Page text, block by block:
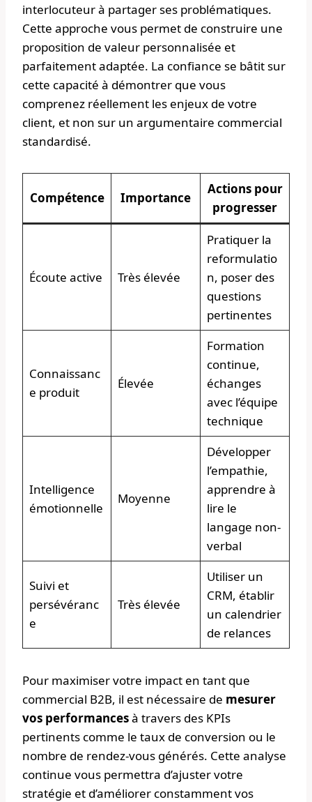
interlocuteur à partager ses problématiques.
Cette approche vous permet de construire une
proposition de valeur personnalisée et
parfaitement adaptée. La confiance se bâtit sur
cette capacité à démontrer que vous
comprenez réellement les enjeux de votre
client, et non sur un argumentaire commercial
standardisé.
Compétence Importance
Actions pour
progresser
Écoute active Très élevée
Pratiquer la
reformulatio
n, poser des
questions
pertinentes
Connaissanc
e produit
Élevée
Formation
continue,
échanges
avec l’équipe
technique
Intelligence
émotionnelle
Moyenne
Développer
l’empathie,
apprendre à
lire le
langage non-
verbal
Suivi et
persévéranc
e
Très élevée
Utiliser un
CRM, établir
un calendrier
de relances
Pour maximiser votre impact en tant que
commercial B2B, il est nécessaire de mesurer
vos performancesà travers des KPIs
pertinents comme le taux de conversion ou le
nombre de rendez-vous générés. Cette analyse
continue vous permettra d’ajuster votre
stratégie et d’améliorer constamment vos